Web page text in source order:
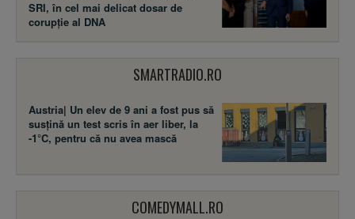
SRI, în cel mai delicat dosar de
corupție al DNA
SMARTRADIO.RO
Austria| Un elev de 9 ani a fost pus să
susţină un test scris în aer liber, la
-1°C, pentru că nu avea mască
COMEDYMALL.RO